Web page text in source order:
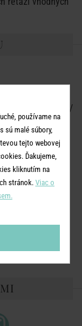
4,5V /
cm, rozpätie
PVC
používame na
sú malé súbory,
tejto webovej
Ďakujeme,
kliknutím na
stránok. Viac o